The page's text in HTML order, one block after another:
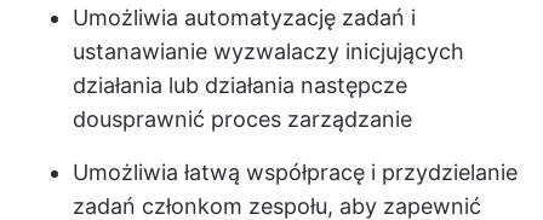
Umożliwia automatyzację zadań i
ustanawianie wyzwalaczy inicjujących
działania lub działania następcze
dousprawnić proces zarządzanie
Umożliwia łatwą współpracę i przydzielanie
zadań członkom zespołu, aby zapewnić